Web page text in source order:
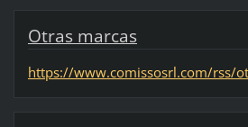
Otras marcas
https://www.comissosrl.com/rss/